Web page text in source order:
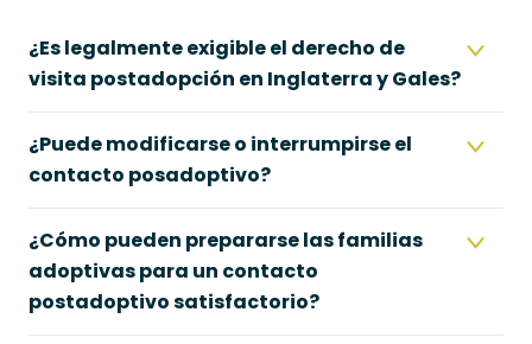
¿Es legalmente exigible el derecho de
visita postadopción en Inglaterra y Gales?
¿Puede modificarse o interrumpirse el
contacto posadoptivo?
¿Cómo pueden prepararse las familias
adoptivas para un contacto
postadoptivo satisfactorio?